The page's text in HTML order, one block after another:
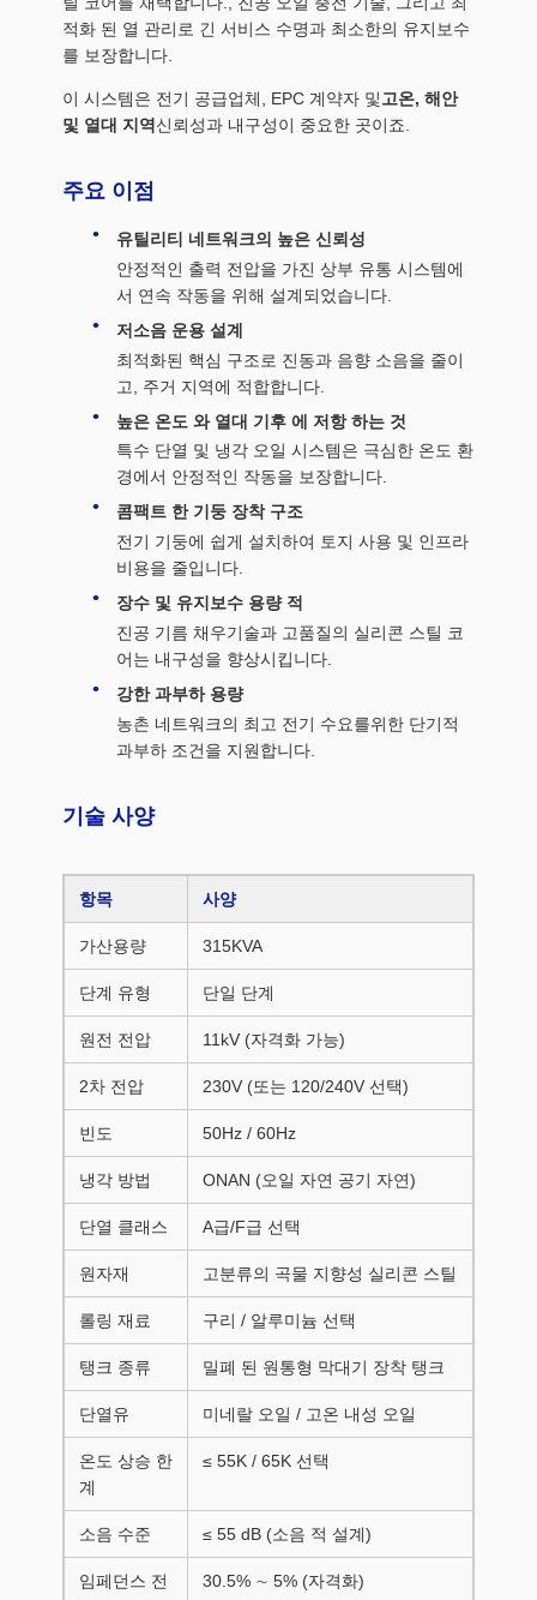
적화 된 열 관리로 긴 서비스 수명과 최소한의 유지보수
를 보장합니다.
이 시스템은 전기 공급업체, EPC 계약자 및 고온, 해안
및 열대 지역 신뢰성과 내구성이 중요한 곳이죠.
주요 이점
유틸리티 네트워크의 높은 신뢰성
안정적인 출력 전압을 가진 상부 유통 시스템에
서 연속 작동을 위해 설계되었습니다.
저소음 운용 설계
최적화된 핵심 구조로 진동과 음향 소음을 줄이
고, 주거 지역에 적합합니다.
높은 온도 와 열대 기후 에 저항 하는 것
특수 단열 및 냉각 오일 시스템은 극심한 온도 환
경에서 안정적인 작동을 보장합니다.
콤팩트 한 기둥 장착 구조
전기 기둥에 쉽게 설치하여 토지 사용 및 인프라
비용을 줄입니다.
장수 및 유지보수 용량 적
진공 기름 채우기술과 고품질의 실리콘 스틸 코
어는 내구성을 향상시킵니다.
강한 과부하 용량
농촌 네트워크의 최고 전기 수요를위한 단기적
과부하 조건을 지원합니다.
기술 사양
항목 사양
가산용량 315KVA
단계 유형 단일 단계
원전 전압 11kV (자격화 가능)
2차 전압 230V (또는 120/240V 선택)
빈도 50Hz / 60Hz
냉각 방법 ONAN (오일 자연 공기 자연)
단열 클래스 A급/F급 선택
원자재 고분류의 곡물 지향성 실리콘 스틸
롤링 재료 구리 / 알루미늄 선택
탱크 종류 밀폐 된 원통형 막대기 장착 탱크
단열유 미네랄 오일 / 고온 내성 오일
온도 상승 한
계
≤ 55K / 65K 선택
소음 수준 ≤ 55 dB (소음 적 설계)
임페던스 전
30.5% ∼ 5% (자격화)